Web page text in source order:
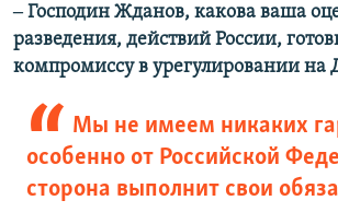
‒ Господин Жданов, какова ваша
разведения, действий России,
компромиссу в урегулировании на
Мы не имеем никаких
особенно от Российской
сторона выполнит свои